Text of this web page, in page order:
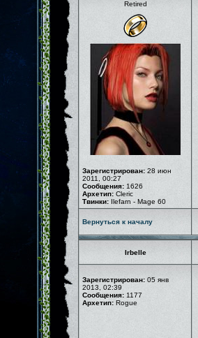
Retired
Зарегистрирован: 28 июн
2011, 00:27
Сообщения: 1626
Архетип: Cleric
Твинки: Ilefarn - Mage 60
Вернуться к началу
Irbelle
Зарегистрирован: 05 янв
2013, 02:39
Сообщения: 1177
Архетип: Rogue